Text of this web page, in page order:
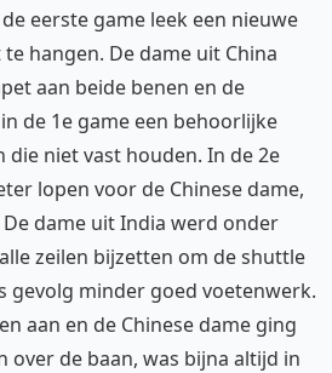
eerste game leek een nieuwe
hangen. De dame uit China
aan beide benen en de
de 1e game een behoorlijke
niet vast houden. In de 2e
lopen voor de Chinese dame,
dame uit India werd onder
zeilen bijzetten om de shuttle
gevolg minder goed voetenwerk.
aan en de Chinese dame ging
over de baan, was bijna altijd in